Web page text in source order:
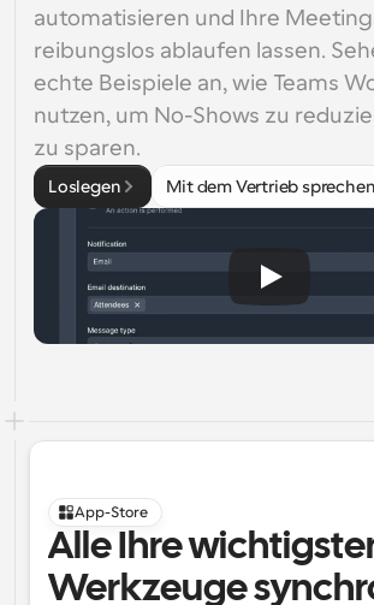
automatisieren und Ihre
reibungslos ablaufen lassen.
echte Beispiele an, wie Teams
nutzen, um No-Shows zu
zu sparen.
Loslegen Mit dem Vertrieb sprechen
App-Store
Alle Ihre
Werkzeuge